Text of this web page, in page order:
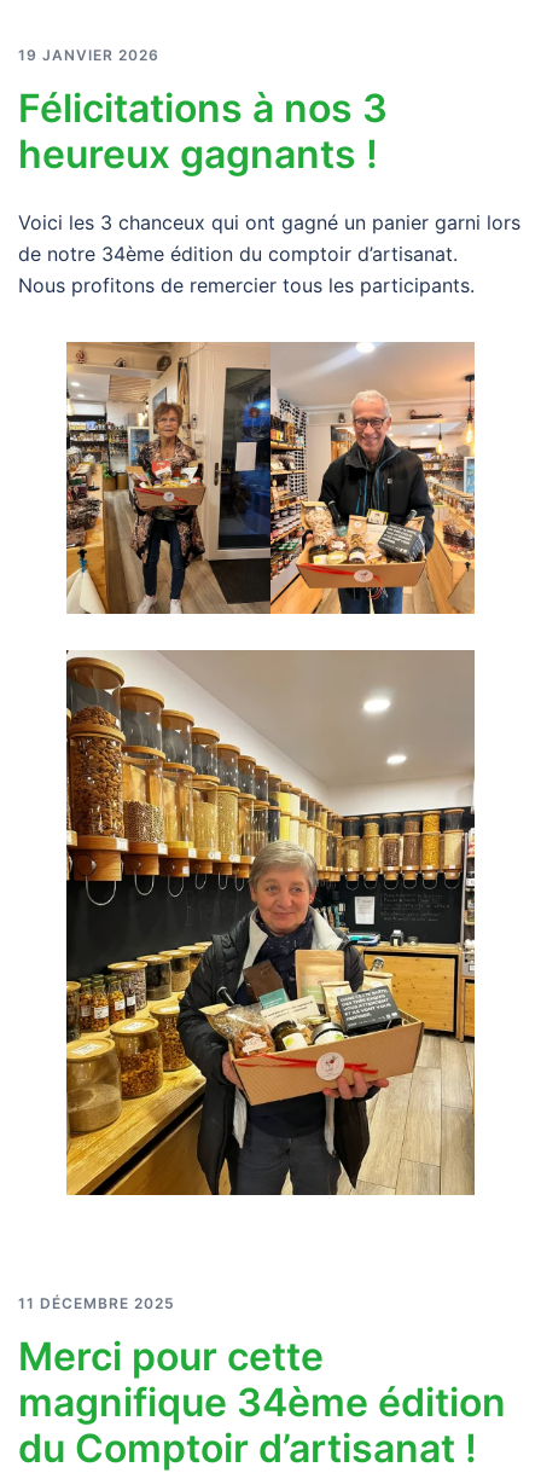
19 JANVIER 2026
Félicitations à nos 3
heureux gagnants !
Voici les 3 chanceux qui ont gagné un panier garni lors
de notre 34ème édition du comptoir d’artisanat.
Nous profitons de remercier tous les participants.
11 DÉCEMBRE 2025
Merci pour cette
magnifique 34ème édition
du Comptoir d’artisanat !